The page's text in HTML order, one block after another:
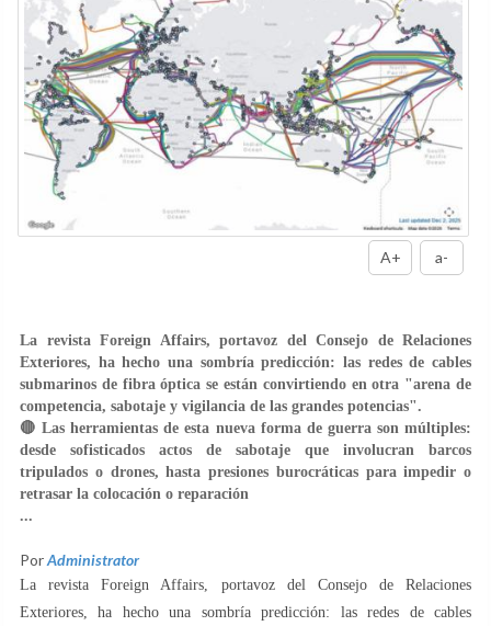
A+ a-
La revista Foreign Affairs, portavoz del Consejo de Relaciones
Exteriores, ha hecho una sombría predicción: las redes de cables
submarinos de fibra óptica se están convirtiendo en otra "arena de
competencia, sabotaje y vigilancia de las grandes potencias".
🔴 Las herramientas de esta nueva forma de guerra son múltiples:
desde sofisticados actos de sabotaje que involucran barcos
tripulados o drones, hasta presiones burocráticas para impedir o
retrasar la colocación o reparación
...
PorAdministrator
La revista Foreign Affairs, portavoz del Consejo de Relaciones
Exteriores, ha hecho una sombría predicción: las redes de cables